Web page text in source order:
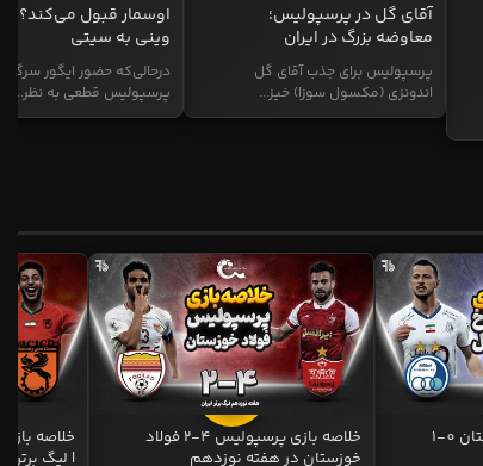
آقای گل در پرسپولیس؛
معاوضه بزرگ در ایران
پرسپولیس برای جذب آقای گل
اندونزی (مکسول سوزا) خیز...
اوسمار قبول می‌کند؟
وینی به سیتی
درحالی‌که حضور ایگور
پرسپولیس قطعی به نظر...
خلاصه بازی استقلال خوزستان 0-1
خلاصه بازی پرسپولیس 4-2 فولاد
خوزستان در هفته نوزدهم
| لیگ برتر